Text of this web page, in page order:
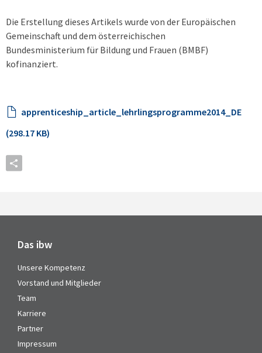
Die Erstellung dieses Artikels wurde von der Europäischen
Gemeinschaft und dem österreichischen
Bundesministerium für Bildung und Frauen (BMBF)
kofinanziert.
apprenticeship_article_lehrlingsprogramme2014_DE
(298.17 KB)
Das ibw
Unsere Kompetenz
Vorstand und Mitglieder
Team
Karriere
Partner
Impressum